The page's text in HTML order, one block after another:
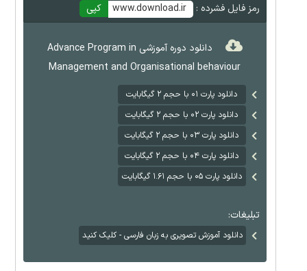
رمز فایل فشرده : www.download.ir کپی
دانلود دوره آموزشی Advance Program in
Management and Organisational behaviour
دانلود پارت ۰۱ با حجم ۲ گیگابایت
دانلود پارت ۰۲ با حجم ۲ گیگابایت
دانلود پارت ۰۳ با حجم ۲ گیگابایت
دانلود پارت ۰۴ با حجم ۲ گیگابایت
دانلود پارت ۰۵ با حجم ۱.۶۱ گیگابایت
تبلیغات:
دانلود آموزش تصویری به زبان فارسی - کلیک کنید